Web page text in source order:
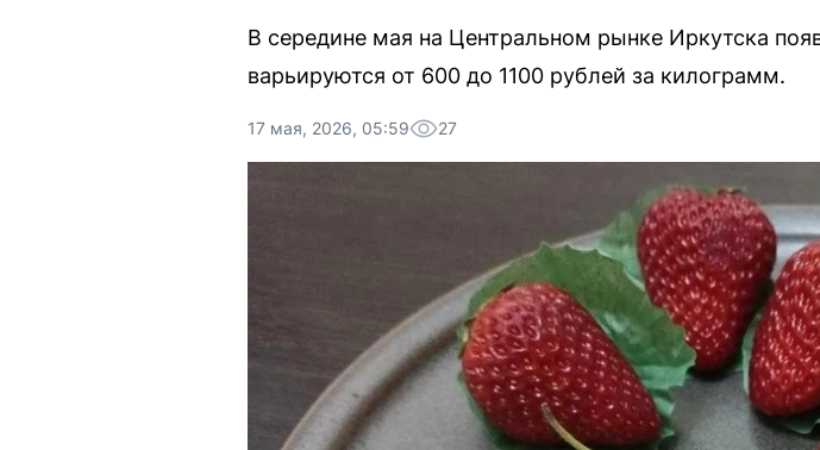
В середине мая на Центральном рынке Иркутска
варьируются от 600 до 1100 рублей за килограмм.
17 мая, 2026, 05:59 27